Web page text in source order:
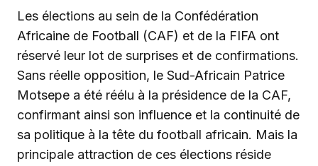
Les élections au sein de la Confédération
Africaine de Football (CAF) et de la FIFA ont
réservé leur lot de surprises et de confirmations.
Sans réelle opposition, le Sud-Africain Patrice
Motsepe a été réélu à la présidence de la CAF,
confirmant ainsi son influence et la continuité de
sa politique à la tête du football africain. Mais la
principale attraction de ces élections réside